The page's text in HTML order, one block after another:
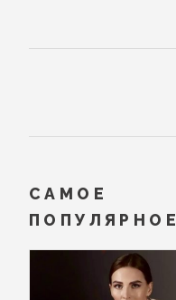
САМОЕ
ПОПУЛЯРНОЕ